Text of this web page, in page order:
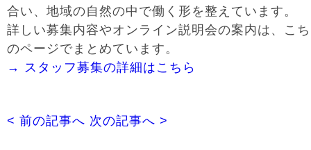
合い、地域の自然の中で働く形を整えています。
詳しい募集内容やオンライン説明会の案内は、こ
のページでまとめています。
→ スタッフ募集の詳細はこちら
< 前の記事へ 次の記事へ >